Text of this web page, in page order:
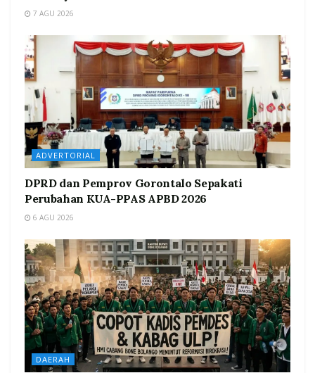
7 AGU 2026
ADVERTORIAL
DPRD dan Pemprov Gorontalo Sepakati
Perubahan KUA-PPAS APBD 2026
6 AGU 2026
DAERAH